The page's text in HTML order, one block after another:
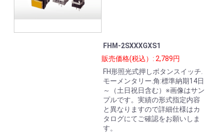
FHM-2SXXXGXS1
販売価格(税込）: 2,789円
FH形照光式押しボタンスイッチ.
モーメンタリー.角:標準納期14日
～（土日祝日含む）※画像はサン
プルです。実績の形式指定内容
と異なりますので詳細仕様はカ
タログにてご確認をお願いしま
す。